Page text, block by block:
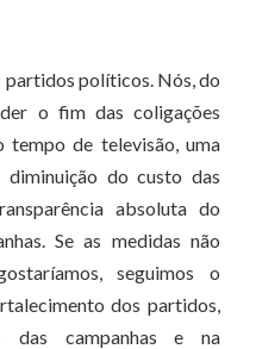
partidos políticos. Nós, do
o fim das coligações
tempo de televisão, uma
do custo das
absoluta do
Se as medidas não
seguimos o
dos partidos,
das campanhas e na